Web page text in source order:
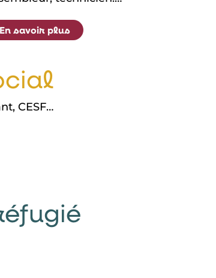
En savoir plus
CESF…